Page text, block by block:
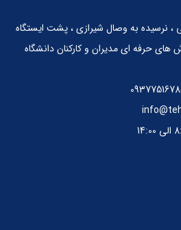
، نرسیده به وصال شیرازی ، پشت ایستگاه
مرکز آموزش های حرفه ای مدیران و کارکنان دانشگاه